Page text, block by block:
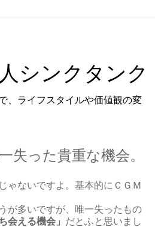
シンクタンク
、ライフスタイルや価値観の変
失った貴重な機会。
ゃないですよ。基本的にＣＧＭ
が多いですが、唯一失ったもの
会える機会」 だとふと思いまし